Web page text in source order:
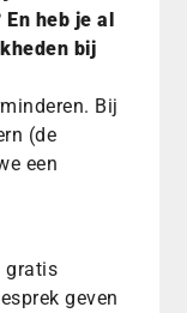
heb je al
bij
Bij
(de
een
gratis
geven